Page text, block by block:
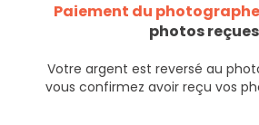
Paiement du photographe
photos reçues
Votre argent est reversé au
vous confirmez avoir reçu vos